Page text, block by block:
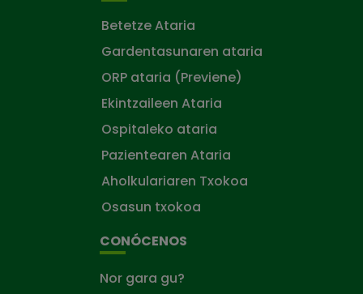
Betetze Ataria
Gardentasunaren ataria
ORP ataria (Previene)
Ekintzaileen Ataria
Ospitaleko ataria
Pazientearen Ataria
Aholkulariaren Txokoa
Osasun txokoa
CONÓCENOS
Nor gara gu?